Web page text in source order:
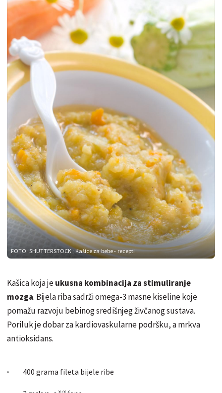
FOTO: SHUTTERSTOCK; Kašice za bebe - recepti
Kašica koja jeukusna kombinacija za stimuliranje
mozga. Bijela riba sadrži omega-3 masne kiseline koje
pomažu razvoju bebinog središnjeg živčanog sustava.
Poriluk je dobar za kardiovaskularne podršku, a mrkva
antioksidans.
400 grama fileta bijele ribe